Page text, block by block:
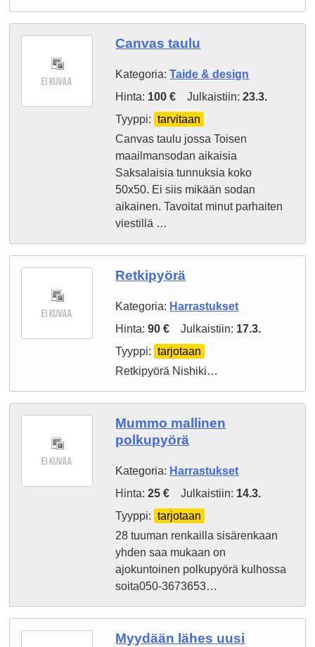
Canvas taulu
Kategoria:Taide & design
Hinta: 100 € Julkaistiin:23.3.
Tyyppi:
tarvitaan
Canvas taulu jossa Toisen
maailmansodan aikaisia
Saksalaisia tunnuksia koko
50x50. Ei siis mikään sodan
aikainen. Tavoitat minut parhaiten
viestillä …
Retkipyörä
Kategoria: Harrastukset
Hinta:90 € Julkaistiin: 17.3.
Tyyppi:
tarjotaan
Retkipyörä Nishiki…
Mummo mallinen
polkupyörä
Kategoria: Harrastukset
Hinta:25 € Julkaistiin: 14.3.
Tyyppi:
tarjotaan
28 tuuman renkailla sisärenkaan
yhden saa mukaan on
ajokuntoinen polkupyörä kulhossa
soita050-3673653…
Myydään lähes uusi